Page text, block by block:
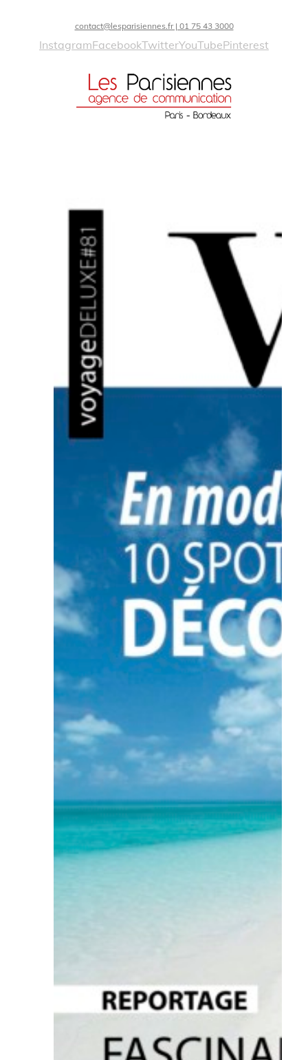
contact@lesparisiennes.fr | 01 75 43 3000
InstagramFacebookTwitterYouTubePinterest